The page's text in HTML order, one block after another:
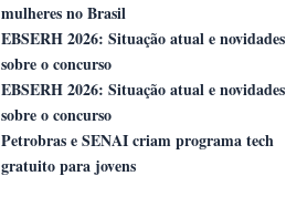
mulheres no Brasil
EBSERH 2026: Situação atual e novidades
sobre o concurso
EBSERH 2026: Situação atual e novidades
sobre o concurso
Petrobras e SENAI criam programa tech
gratuito para jovens